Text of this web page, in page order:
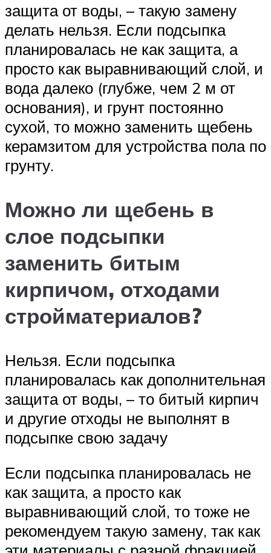
защита от воды, – такую замену
делать нельзя. Если подсыпка
планировалась не как защита, а
просто как выравнивающий слой, и
вода далеко (глубже, чем 2 м от
основания), и грунт постоянно
сухой, то можно заменить щебень
керамзитом для устройства пола по
грунту.
Можно ли щебень в
слое подсыпки
заменить битым
кирпичом, отходами
стройматериалов?
Нельзя. Если подсыпка
планировалась как дополнительная
защита от воды, – то битый кирпич
и другие отходы не выполнят в
подсыпке свою задачу
Если подсыпка планировалась не
как защита, а просто как
выравнивающий слой, то тоже не
рекомендуем такую замену, так как